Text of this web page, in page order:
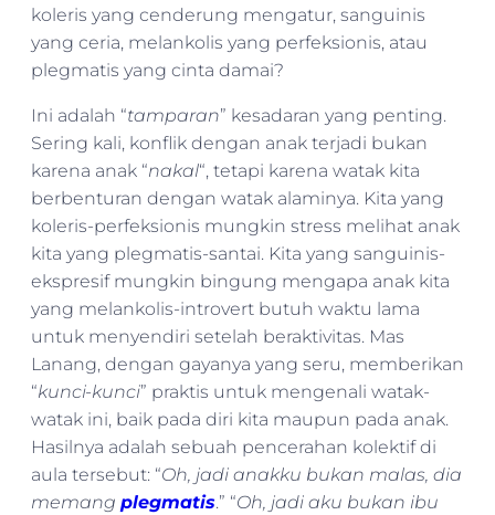
koleris yang cenderung mengatur, sanguinis
yang ceria, melankolis yang perfeksionis, atau
plegmatis yang cinta damai?
Ini adalah “tamparan” kesadaran yang penting.
Sering kali, konflik dengan anak terjadi bukan
karena anak “nakal“, tetapi karena watak kita
berbenturan dengan watak alaminya. Kita yang
koleris-perfeksionis mungkin stress melihat anak
kita yang plegmatis-santai. Kita yang sanguinis-
ekspresif mungkin bingung mengapa anak kita
yang melankolis-introvert butuh waktu lama
untuk menyendiri setelah beraktivitas. Mas
Lanang, dengan gayanya yang seru, memberikan
“kunci-kunci” praktis untuk mengenali watak-
watak ini, baik pada diri kita maupun pada anak.
Hasilnya adalah sebuah pencerahan kolektif di
aula tersebut: “Oh, jadi anakku bukan malas, dia
memang plegmatis.” “Oh, jadi aku bukan ibu